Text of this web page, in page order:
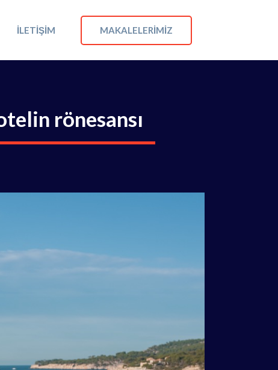
İLETIŞIM MAKALELERIMIZ
rönesansı